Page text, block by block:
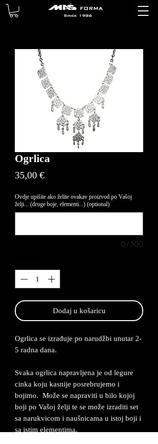
Ogrlica
35,00 €Price
Ovdje upišite ako želite ovakav proizvod po Vašoj
želji... (druge boje, elementi...) (optional)
0/500
Dodaj u košaricu
Ogrlica se izrađuje po narudžbi unutar 2-
5 radna dana.
Svaka ogrlica napravljena je od legure
cinka koju kasnije posrebrujemo i
bojimo. Može se napraviti u bilo kojoj
boji po Vašoj želji te se može izraditi set
sa narukvicom i naušnicama u istoj boji i
sa istim elementima.